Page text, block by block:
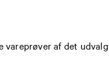
vareprøver af det